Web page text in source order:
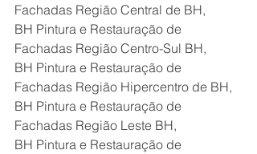
Fachadas Região Central de BH,
BH Pintura e Restauração de
Fachadas Região Centro-Sul BH,
BH Pintura e Restauração de
Fachadas Região Hipercentro de BH,
BH Pintura e Restauração de
Fachadas Região Leste BH,
BH Pintura e Restauração de